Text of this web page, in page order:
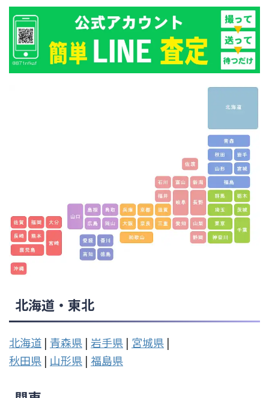
北海道・東北
北海道 | 青森県 | 岩手県 | 宮城県 |
秋田県 | 山形県 | 福島県